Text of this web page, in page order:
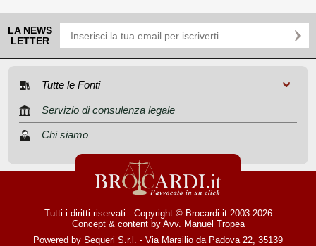
LA NEWS
LETTER
Tutte le Fonti
Servizio di consulenza legale
Chi siamo
Tutti i diritti riservati - Copyright © Brocardi.it 2003-2026
Concept & content by Avv. Manuel Tropea
Powered by Sequeri S.r.l. - Via Marsilio da Padova 22, 35139